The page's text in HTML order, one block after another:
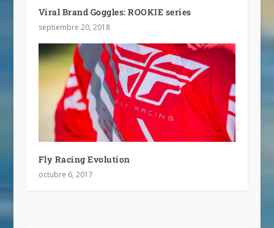
Viral Brand Goggles: ROOKIE series
septiembre 20, 2018
Fly Racing Evolution
octubre 6, 2017